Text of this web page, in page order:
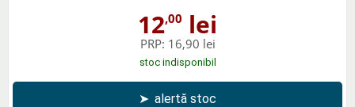
12,00 lei
PRP: 16,90 lei
stoc indisponibil
➤ alertă stoc